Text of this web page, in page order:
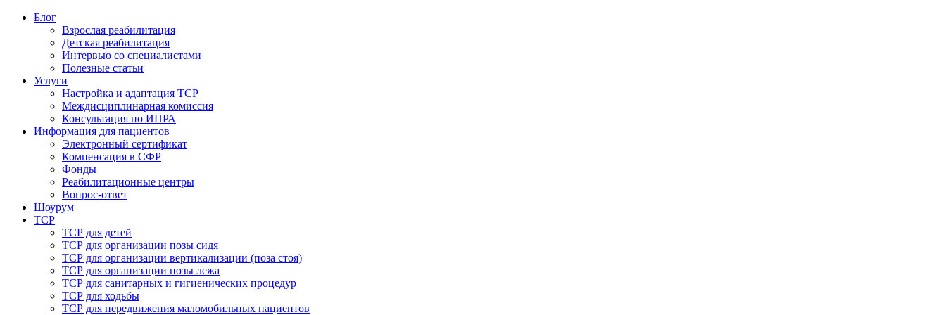
Блог
Взрослая реабилитация
Детская реабилитация
Интервью со специалистами
Полезные статьи
Услуги
Настройка и адаптация ТСР
Междисциплинарная комиссия
Консультация по ИПРА
Информация для пациентов
Электронный сертификат
Компенсация в СФР
Фонды
Реабилитационные центры
Вопрос-ответ
Шоурум
ТСР
ТСР для детей
ТСР для организации позы сидя
ТСР для организации вертикализации (поза стоя)
ТСР для организации позы лежа
ТСР для санитарных и гигиенических процедур
ТСР для ходьбы
ТСР для передвижения маломобильных пациентов